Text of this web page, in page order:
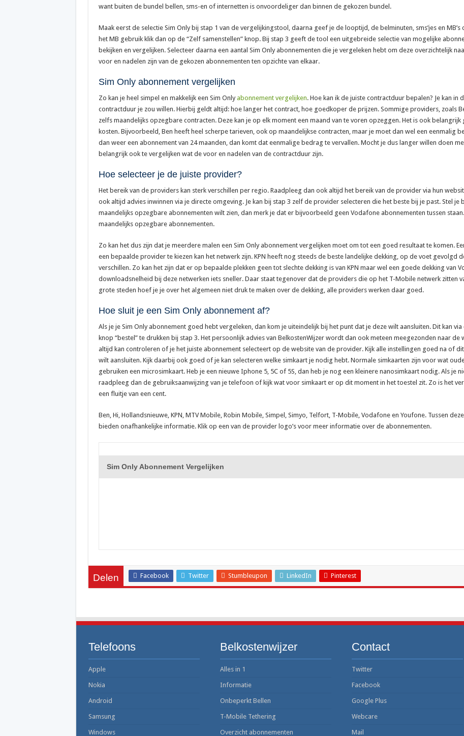
want buiten de bundel bellen, sms-en of internetten is onvoordeliger dan binnen de gekozen bundel.
Maak eerst de selectie Sim Only bij stap 1 van de vergelijkingstool, daarna geef je de looptijd, de belminuten, sms’jes en
het MB gebruik klik dan op de “Zelf samenstellen” knop. Bij stap 3 geeft de tool een uitgebreide selectie van mogelijke
bekijken en vergelijken. Selecteer daarna een aantal Sim Only abonnementen die je vergeleken hebt om deze overzichtelijk
voor en nadelen zijn van de gekozen abonnementen ten opzichte van elkaar.
Sim Only abonnement vergelijken
Zo kan je heel simpel en makkelijk een Sim Onlyabonnement vergelijken. Hoe kan ik de juiste contractduur bepalen? Je kan
contractduur je zou willen. Hierbij geldt altijd: hoe langer het contract, hoe goedkoper de prijzen. Sommige providers, zoals
zelfs maandelijks opzegbare contracten. Deze kan je op elk moment een maand van te voren opzeggen. Het is ook
kosten. Bijvoorbeeld, Ben heeft heel scherpe tarieven, ook op maandelijkse contracten, maar je moet dan wel een eenmalig
dan weer een abonnement van 24 maanden, dan komt dat eenmalige bedrag te vervallen. Mocht je dus langer willen doen
belangrijk ook te vergelijken wat de voor en nadelen van de contractduur zijn.
Hoe selecteer je de juiste provider?
Het bereik van de providers kan sterk verschillen per regio. Raadpleeg dan ook altijd het bereik van de provider via hun
ook altijd advies inwinnen via je directe omgeving. Je kan bij stap 3 zelf de provider selecteren die het beste bij je past. Stel
maandelijks opzegbare abonnementen wilt zien, dan merk je dat er bijvoorbeeld geen Vodafone abonnementen tussen
maandelijks opzegbare abonnementen.
Zo kan het dus zijn dat je meerdere malen een Sim Only abonnement vergelijken moet om tot een goed resultaat te komen.
een bepaalde provider te kiezen kan het netwerk zijn. KPN heeft nog steeds de beste landelijke dekking, op de voet gevolgd
verschillen. Zo kan het zijn dat er op bepaalde plekken geen tot slechte dekking is van KPN maar wel een goede dekking van
downloadsnelheid bij deze netwerken iets sneller. Daar staat tegenover dat de providers die op het T-Mobile netwerk zitten
grote steden hoef je je over het algemeen niet druk te maken over de dekking, alle providers werken daar goed.
Hoe sluit je een Sim Only abonnement af?
Als je je Sim Only abonnement goed hebt vergeleken, dan kom je uiteindelijk bij het punt dat je deze wilt aansluiten. Dit kan
knop “bestel” te drukken bij stap 3. Het persoonlijk advies van BelkostenWijzer wordt dan ook meteen meegezonden naar
altijd kan controleren of je het juiste abonnement selecteert op de website van de provider. Kijk alle instellingen goed na of
wilt aansluiten. Kijk daarbij ook goed of je kan selecteren welke simkaart je nodig hebt. Normale simkaarten zijn voor wat
gebruiken een microsimkaart. Heb je een nieuwe Iphone 5, 5C of 5S, dan heb je nog een kleinere nanosimkaart nodig. Als je
raadpleeg dan de gebruiksaanwijzing van je telefoon of kijk wat voor simkaart er op dit moment in het toestel zit. Zo is het
een fluitje van een cent.
Ben, Hi, Hollandsnieuwe, KPN, MTV Mobile, Robin Mobile, Simpel, Simyo, Telfort, T-Mobile, Vodafone en Youfone. Tussen
bieden onafhankelijke informatie. Klik op een van de provider logo’s voor meer informatie over de abonnementen.
Sim Only Abonnement Vergelijken
Delen Facebook Twitter Stumbleupon LinkedIn Pinterest
Telefoons
Apple
Nokia
Android
Samsung
Windows
Belkostenwijzer
Alles in 1
Informatie
Onbeperkt Bellen
T-Mobile Tethering
Overzicht abonnementen
Contact
Twitter
Facebook
Google Plus
Webcare
Mail